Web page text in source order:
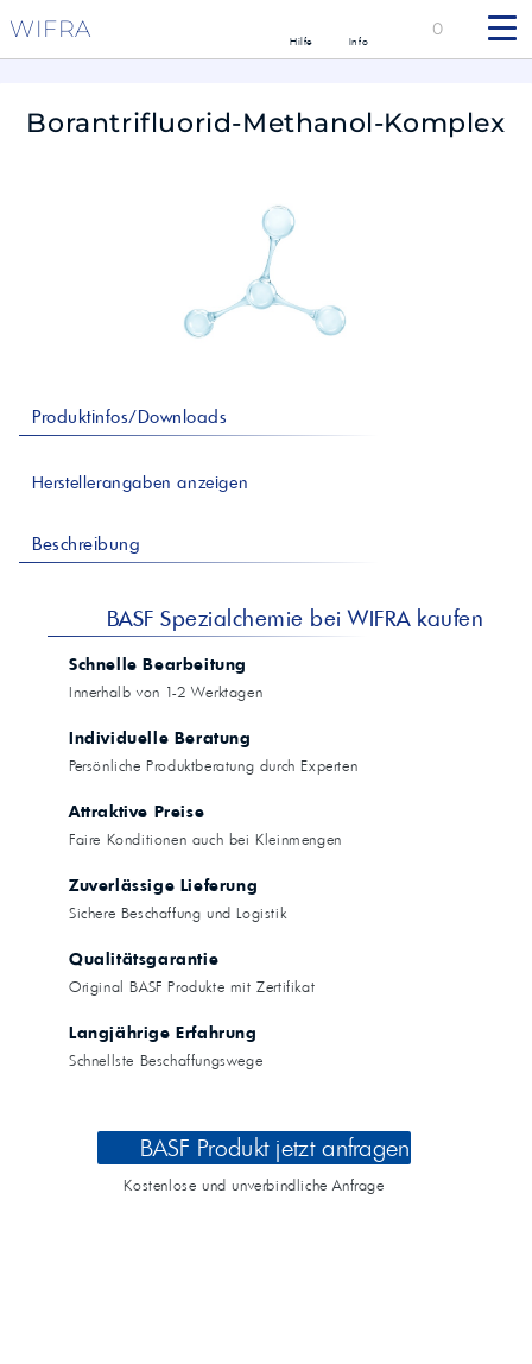
WIFRA Hilfe Info
0
Borantrifluorid-Methanol-Komplex
Produktinfos/Downloads
Herstellerangaben anzeigen
Beschreibung
BASF Spezialchemie bei WIFRA kaufen
Schnelle Bearbeitung
Innerhalb von 1-2 Werktagen
Individuelle Beratung
Persönliche Produktberatung durch Experten
Attraktive Preise
Faire Konditionen auch bei Kleinmengen
Zuverlässige Lieferung
Sichere Beschaffung und Logistik
Qualitätsgarantie
Original BASF Produkte mit Zertifikat
Langjährige Erfahrung
Schnellste Beschaffungswege
BASF Produkt jetzt anfragen
Kostenlose und unverbindliche Anfrage